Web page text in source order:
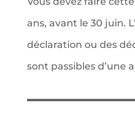
ans, avant le 30 juin.
déclaration ou des
sont passibles d’une